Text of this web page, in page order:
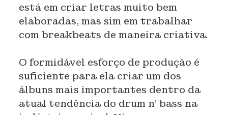
está em criar letras muito bem
elaboradas, mas sim em trabalhar
com breakbeats de maneira criativa.
O formidável esforço de produção é
suficiente para ela criar um dos
álbuns mais importantes dentro da
atual tendência do drum n’ bass na